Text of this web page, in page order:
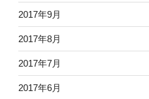
2017年9月
2017年8月
2017年7月
2017年6月